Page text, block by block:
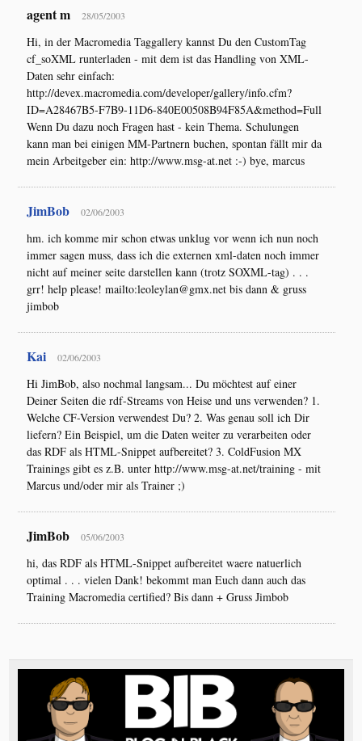
agent m 28/05/2003
Hi, in der Macromedia Taggallery kannst Du den CustomTag
cf_soXML runterladen - mit dem ist das Handling von XML-
Daten sehr einfach:
http://devex.macromedia.com/developer/gallery/info.cfm?
ID=A28467B5-F7B9-11D6-840E00508B94F85A&method=Full
Wenn Du dazu noch Fragen hast - kein Thema. Schulungen
kann man bei einigen MM-Partnern buchen, spontan fällt mir da
mein Arbeitgeber ein: http://www.msg-at.net :-) bye, marcus
JimBob 02/06/2003
hm. ich komme mir schon etwas unklug vor wenn ich nun noch
immer sagen muss, dass ich die externen xml-daten noch immer
nicht auf meiner seite darstellen kann (trotz SOXML-tag) . . .
grr! help please! mailto:leoleylan@gmx.net bis dann & gruss
jimbob
Kai 02/06/2003
Hi JimBob, also nochmal langsam... Du möchtest auf einer
Deiner Seiten die rdf-Streams von Heise und uns verwenden? 1.
Welche CF-Version verwendest Du? 2. Was genau soll ich Dir
liefern? Ein Beispiel, um die Daten weiter zu verarbeiten oder
das RDF als HTML-Snippet aufbereitet? 3. ColdFusion MX
Trainings gibt es z.B. unter http://www.msg-at.net/training - mit
Marcus und/oder mir als Trainer ;)
JimBob 05/06/2003
hi, das RDF als HTML-Snippet aufbereitet waere natuerlich
optimal . . . vielen Dank! bekommt man Euch dann auch das
Training Macromedia certified? Bis dann + Gruss Jimbob